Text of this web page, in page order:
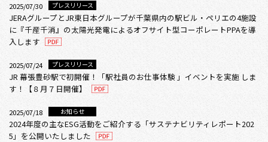
2025/07/30 プレスリリース
JERAグループとJR東日本グループが千葉県内の駅ビル・ペリエの4施設
に『千産千消』の太陽光発電によるオフサイト型コーポレートPPAを導
入します
2025/07/24 プレスリリース
JR 幕張豊砂駅で初開催！「駅社員のお仕事体験 」イベントを実施 しま
す！【８月７日開催】
2025/07/18 お知らせ
2024年度の主なESG活動をご紹介する「サステナビリティレポート202
5」を公開いたしました